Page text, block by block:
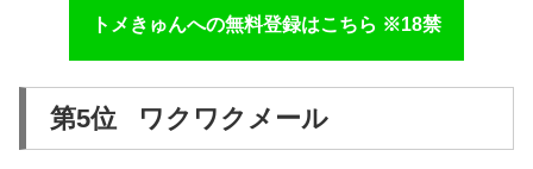
トメきゅんへの無料登録はこちら ※18禁
第5位 ワクワクメール